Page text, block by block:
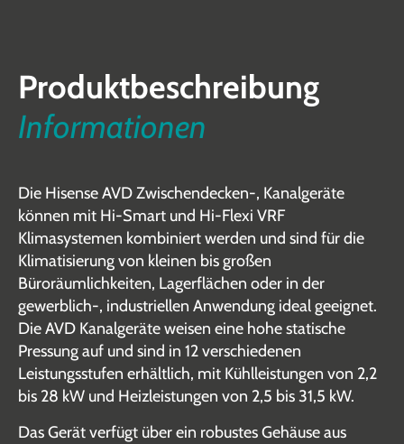
Produktbeschreibung
Informationen
Die Hisense AVD Zwischendecken-, Kanalgeräte
können mit Hi-Smart und Hi-Flexi VRF
Klimasystemen kombiniert werden und sind für die
Klimatisierung von kleinen bis großen
Büroräumlichkeiten, Lagerflächen oder in der
gewerblich-, industriellen Anwendung ideal geeignet.
Die AVD Kanalgeräte weisen eine hohe statische
Pressung auf und sind in 12 verschiedenen
Leistungsstufen erhältlich, mit Kühlleistungen von 2,2
bis 28 kW und Heizleistungen von 2,5 bis 31,5 kW.
Das Gerät verfügt über ein robustes Gehäuse aus